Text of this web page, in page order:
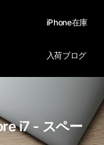
iPhone在庫
入荷ブログ
i7 - スペー